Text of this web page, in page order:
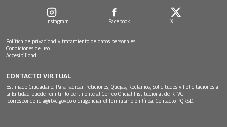
Instagram Facebook X
Política de privacidad y tratamiento de datos personales
Condiciones de uso
Accesibilidad
CONTACTO VIRTUAL
Estimado Ciudadano: Para radicar Peticiones, Quejas, Reclamos, Solicitudes y Felicitaciones a
la Entidad puede remitir lo pertinente al Correo Oficial Institucional de RTVC
correspondencia@rtvc.gov.co o diligenciar el formulario en línea: Contacto PQRSD.